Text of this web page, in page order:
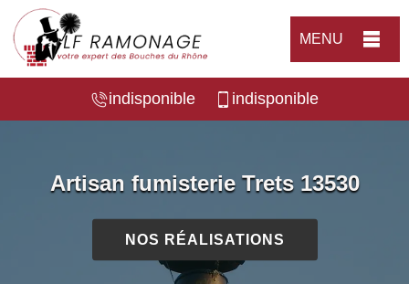
MENU
indisponible indisponible
Artisan fumisterie Trets 13530
NOS RÉALISATIONS